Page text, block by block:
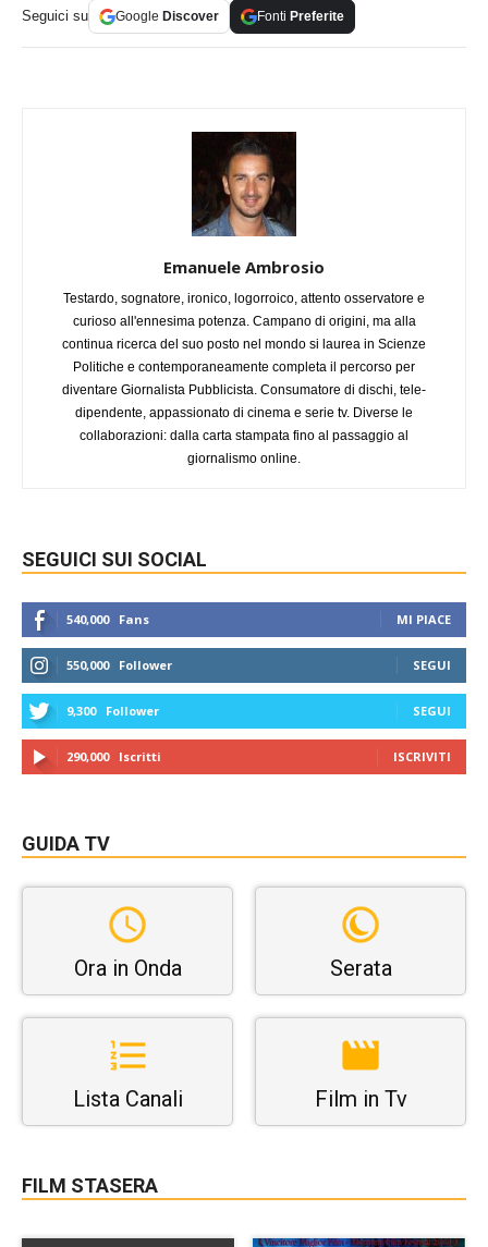
Seguici su Google Discover Fonti Preferite
Emanuele Ambrosio
Testardo, sognatore, ironico, logorroico, attento osservatore e
curioso all'ennesima potenza. Campano di origini, ma alla
continua ricerca del suo posto nel mondo si laurea in Scienze
Politiche e contemporaneamente completa il percorso per
diventare Giornalista Pubblicista. Consumatore di dischi, tele-
dipendente, appassionato di cinema e serie tv. Diverse le
collaborazioni: dalla carta stampata fino al passaggio al
giornalismo online.
SEGUICI SUI SOCIAL
540,000 Fans MI PIACE
550,000 Follower SEGUI
9,300 Follower SEGUI
290,000 Iscritti ISCRIVITI
GUIDA TV
Ora in Onda Serata
Lista Canali Film in Tv
FILM STASERA